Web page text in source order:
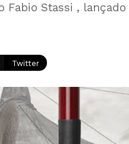
Fabio Stassi , lançado
Twitter